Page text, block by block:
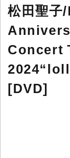
松田聖子
Concert
[DVD]